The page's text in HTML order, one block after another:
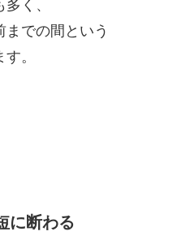
く、
での間という
。
に断わる